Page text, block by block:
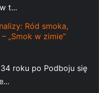
t...
Ród smoka,
„Smok w zimie”
roku po Podboju się